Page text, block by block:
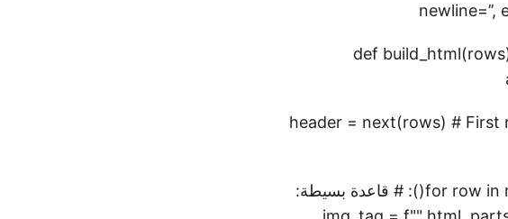
def
header = next(rows) # First
for row in") for cell in row: if cell.isdigit(): # قاعدة بسيطة: